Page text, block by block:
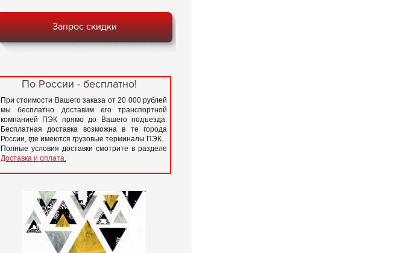
Запрос скидки
По России - бесплатно!
При стоимости Вашего заказа от 20 000 рублей
мы бесплатно доставим его транспортной
компанией ПЭК прямо до Вашего подъезда.
Бесплатная доставка возможна в те города
России, где имеются грузовые терминалы ПЭК.
Полные условия доставки смотрите в разделе
Доставка и оплата.